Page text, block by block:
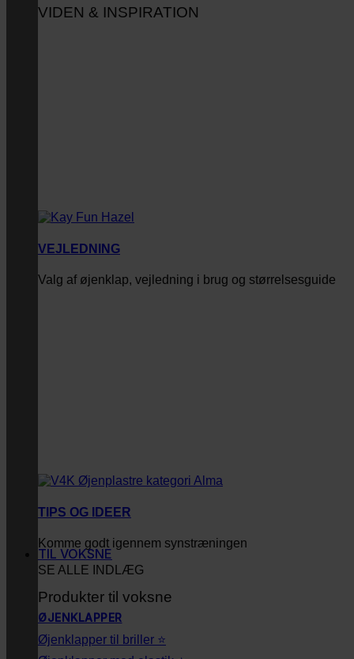
VIDEN & INSPIRATION
VEJLEDNING
Valg af øjenklap, vejledning i brug og størrelsesguide
TIPS OG IDEER
Komme godt igennem synstræningen
SE ALLE INDLÆG
TIL VOKSNE
Produkter til voksne
ØJENKLAPPER
Øjenklapper til briller ⭐